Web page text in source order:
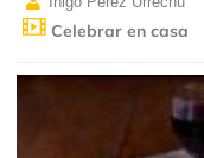
Celebrar en casa